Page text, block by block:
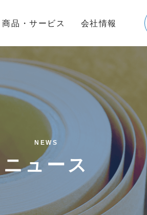
商品・サービス 会社情報
NEWS
ニュース